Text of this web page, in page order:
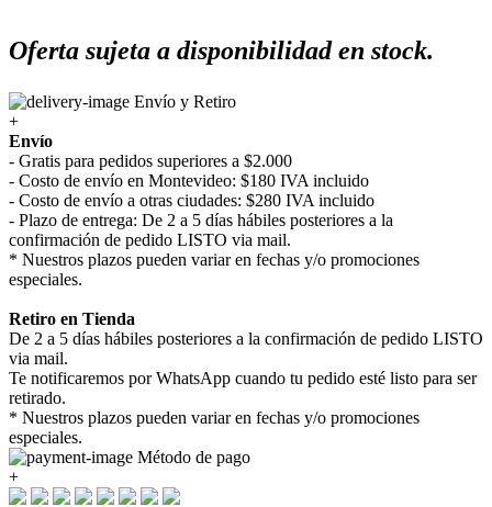
Oferta sujeta a disponibilidad en stock.
Envío y Retiro
+
Envío
- Gratis para pedidos superiores a $2.000
- Costo de envío en Montevideo: $180 IVA incluido
- Costo de envío a otras ciudades: $280 IVA incluido
- Plazo de entrega: De 2 a 5 días hábiles posteriores a la
confirmación de pedido LISTO via mail.
* Nuestros plazos pueden variar en fechas y/o promociones
especiales.
Retiro en Tienda
De 2 a 5 días hábiles posteriores a la confirmación de pedido LISTO
via mail.
Te notificaremos por WhatsApp cuando tu pedido esté listo para ser
retirado.
* Nuestros plazos pueden variar en fechas y/o promociones
especiales.
Método de pago
+